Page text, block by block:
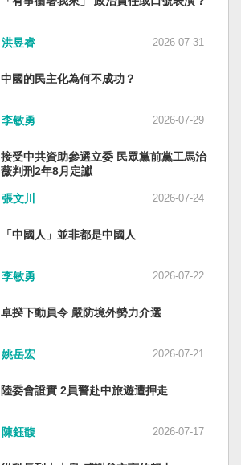
洪昱睿 2026-07-31
中國的民主化為何不成功？
李敏勇 2026-07-29
接受中共資助參選立委 民眾黨前黨工馬治
薇判刑2年8月定讞
張文川 2026-07-24
「中國人」並非都是中國人
李敏勇 2026-07-22
卓揆下動員令 嚴防境外勢力介選
姚岳宏 2026-07-21
陸委會證實 2員警赴中旅遊遭押走
陳鈺馥 2026-07-17